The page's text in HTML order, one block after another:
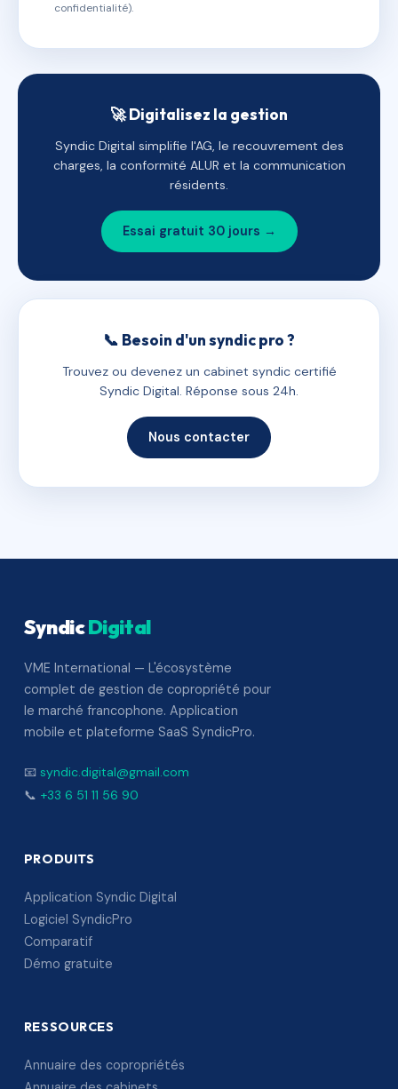
confidentialité).
🚀 Digitalisez la gestion
Syndic Digital simplifie l'AG, le recouvrement des
charges, la conformité ALUR et la communication
résidents.
Essai gratuit 30 jours →
📞 Besoin d'un syndic pro ?
Trouvez ou devenez un cabinet syndic certifié
Syndic Digital. Réponse sous 24h.
Nous contacter
SyndicDigital
VME International — L'écosystème
complet de gestion de copropriété pour
le marché francophone. Application
mobile et plateforme SaaS SyndicPro.
📧 syndic.digital@gmail.com
📞 +33 6 51 11 56 90
PRODUITS
Application Syndic Digital
Logiciel SyndicPro
Comparatif
Démo gratuite
RESSOURCES
Annuaire des copropriétés